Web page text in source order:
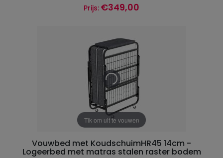
Prijs: €349,00
Tik om uit te vouwen
Vouwbed met KoudschuimHR45 14cm -
Logeerbed met matras stalen raster bodem